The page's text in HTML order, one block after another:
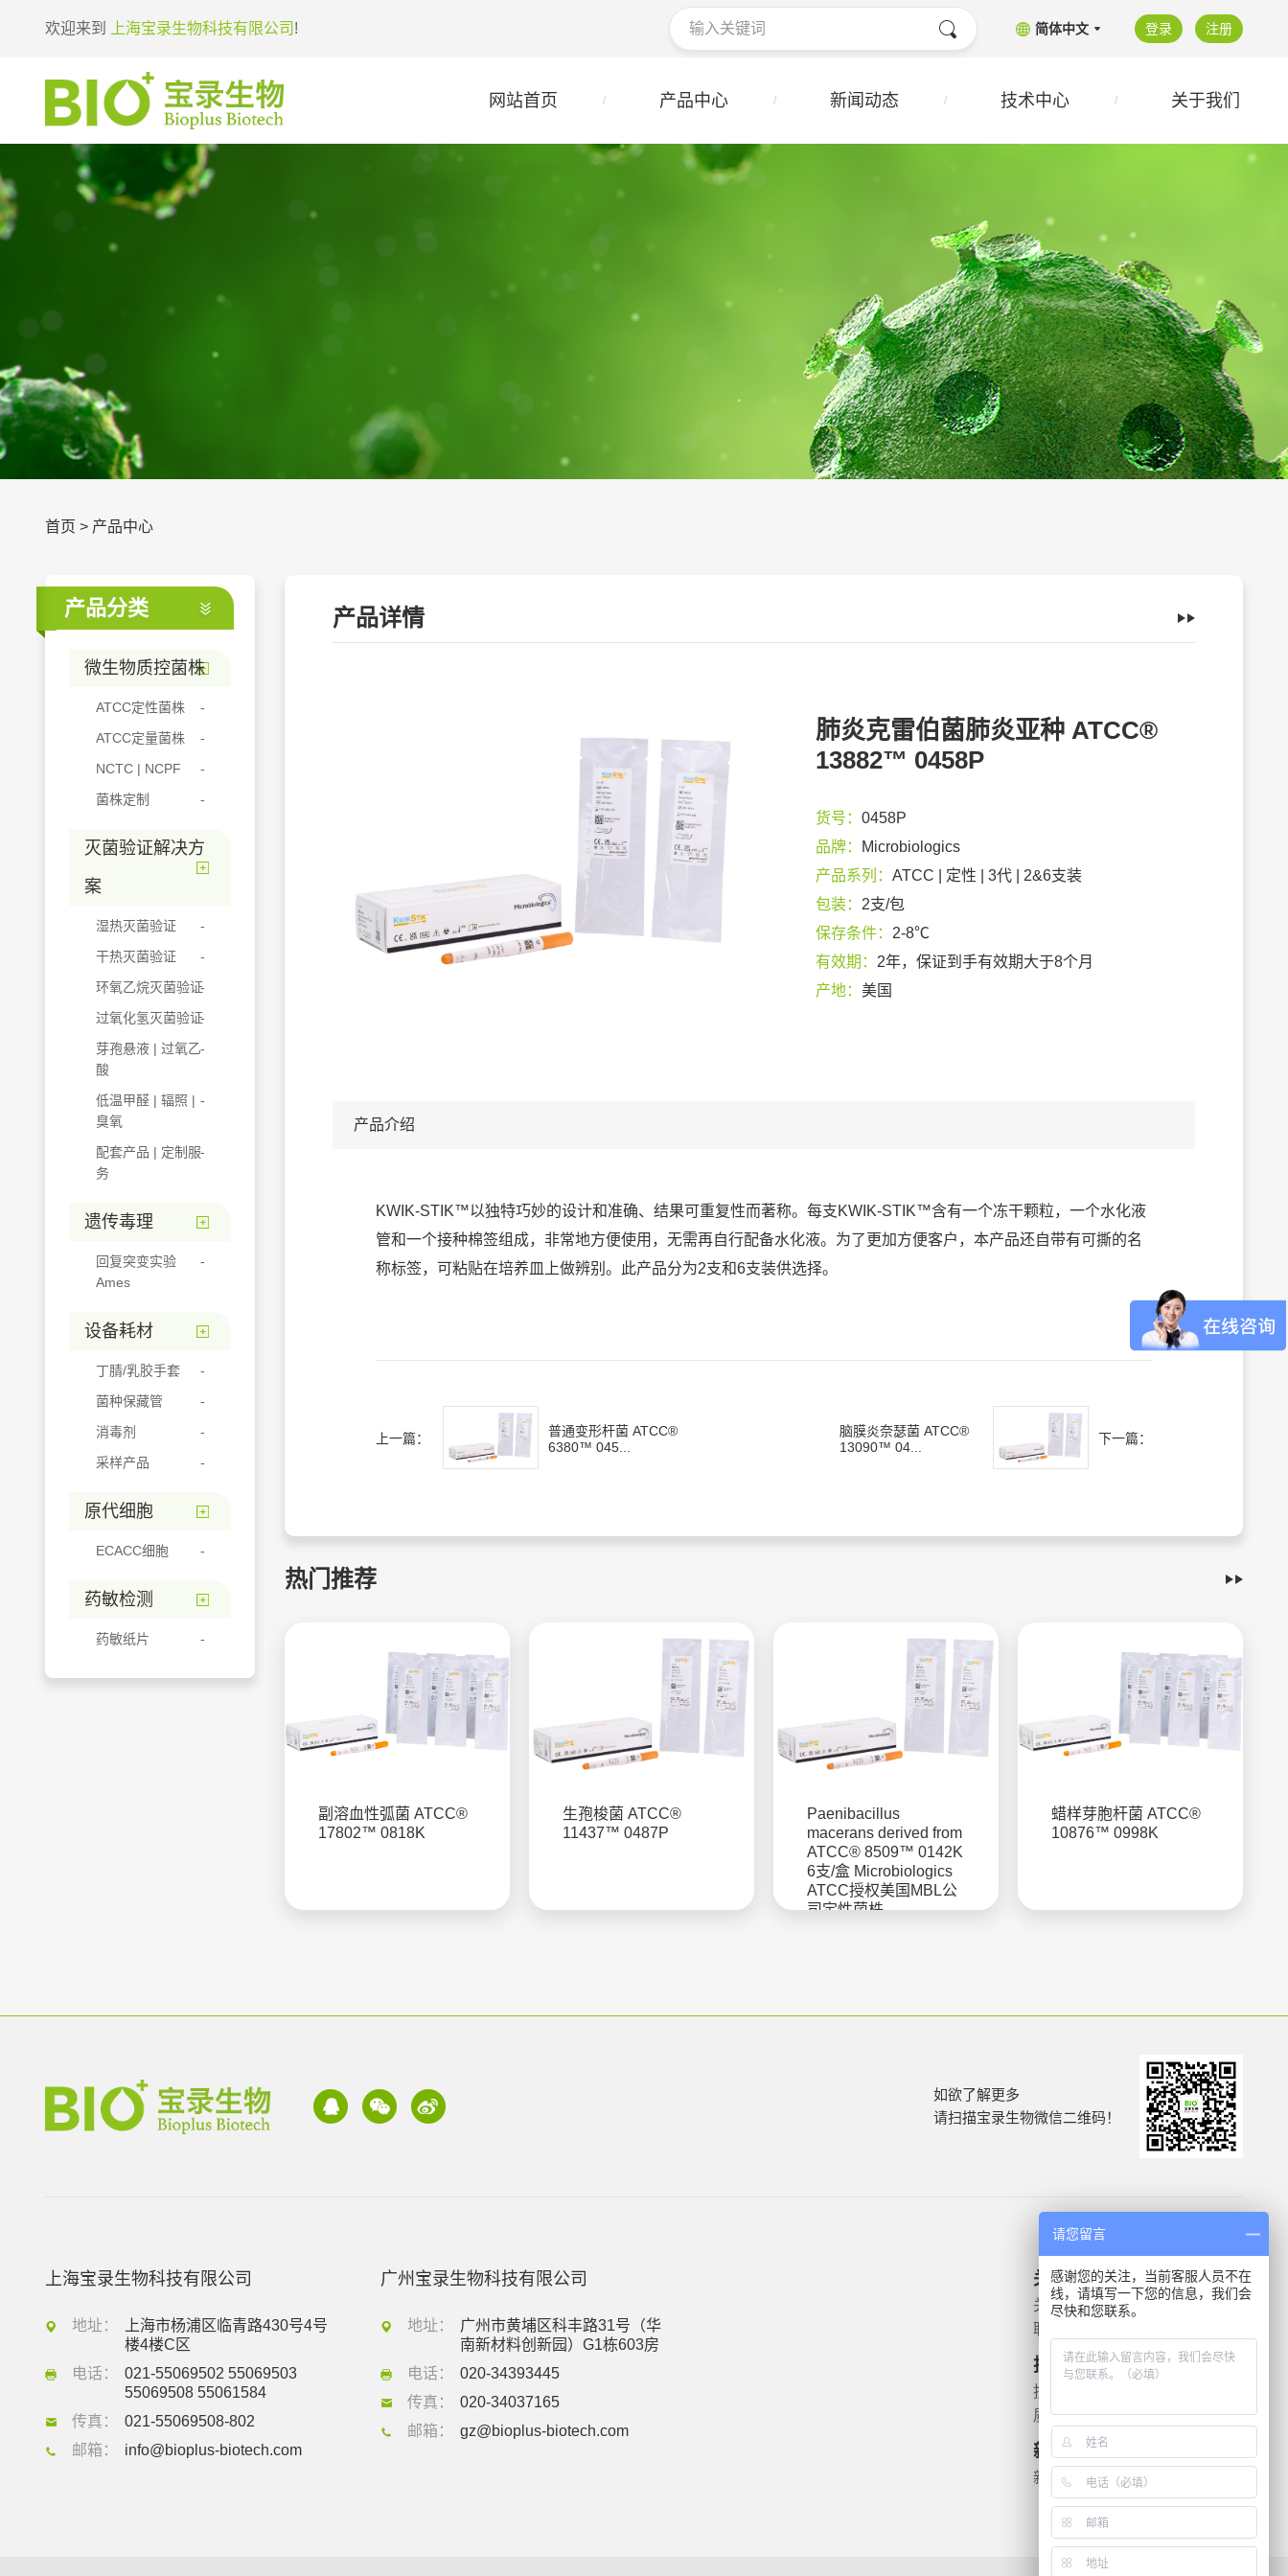
欢迎来到 上海宝录生物科技有限公司 ! 简体中文 登录 注册
网站首页 产品中心 新闻动态 技术中心 关于我们
首页 > 产品中心
产品分类
微生物质控菌株
ATCC定性菌株
ATCC定量菌株
NCTC | NCPF
菌株定制
灭菌验证解决方
案
湿热灭菌验证
干热灭菌验证
环氧乙烷灭菌验证
过氧化氢灭菌验证
芽孢悬液 | 过氧乙
酸
低温甲醛 | 辐照 |
臭氧
配套产品 | 定制服
务
遗传毒理
回复突变实验
Ames
设备耗材
丁腈/乳胶手套
菌种保藏管
消毒剂
采样产品
原代细胞
ECACC细胞
药敏检测
药敏纸片
产品详情
肺炎克雷伯菌肺炎亚种 ATCC®
13882™ 0458P
货号： 0458P
品牌：
Microbiologics
产品系列： ATCC | 定性 | 3代 | 2&6支装
包装： 2支/包
保存条件： 2-8℃
有效期： 2年，保证到手有效期大于8个月
产地： 美国
产品介绍
KWIK-STIK™以独特巧妙的设计和准确、结果可重复性而著称。每支KWIK-STIK™含有一个冻干颗粒，一个水化液
管和一个接种棉签组成，非常地方便使用，无需再自行配备水化液。为了更加方便客户，本产品还自带有可撕的名
称标签，可粘贴在培养皿上做辨别。此产品分为2支和6支装供选择。
上一篇：
普通变形杆菌 ATCC®
6380™ 045...
脑膜炎奈瑟菌 ATCC®
13090™ 04...
下一篇：
热门推荐
副溶血性弧菌 ATCC®
17802™ 0818K
生孢梭菌 ATCC®
11437™ 0487P
Paenibacillus
macerans derived from
ATCC® 8509™ 0142K
6支/盒 Microbiologics
ATCC授权美国MBL公
司定性菌株
蜡样芽胞杆菌 ATCC®
10876™ 0998K
如欲了解更多
请扫描宝录生物微信二维码！
上海宝录生物科技有限公司
地址：
上海市杨浦区临青路430号4号
楼4楼C区
电话：
021-55069502 55069503
55069508 55061584
传真：
021-55069508-802
邮箱：
info@bioplus-biotech.com
广州宝录生物科技有限公司
地址：
广州市黄埔区科丰路31号（华
南新材料创新园）G1栋603房
电话：
020-34393445
传真：
020-34037165
邮箱：
gz@bioplus-biotech.com
关于我们
关于我们
联系我们
技术支持
技术文档
质检报告
新闻资讯
新闻动态
产品信息
微生物质控菌株
遗传毒理
药敏检测
请您留言
感谢您的关注，当前客服人员不在
线，请填写一下您的信息，我们会
尽快和您联系。